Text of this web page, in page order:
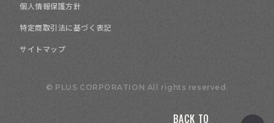
BACK TO
個人情報保護方針
特定商取引法に基づく表記
サイトマップ
© PLUS CORPORATION All rights reserved.